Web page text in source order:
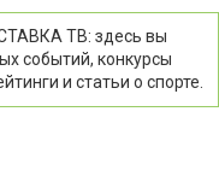
ТВ: здесь вы
событий, конкурсы
и статьи о спорте.